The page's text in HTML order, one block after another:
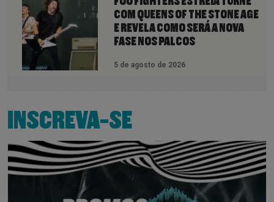
COM QUEENS OF THE STONE AGE
E REVELA COMO SERÁ A NOVA
FASE NOS PALCOS
5 de agosto de 2026
INSCREVA-SE